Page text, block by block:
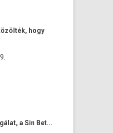
hogy
a Sin Bet...